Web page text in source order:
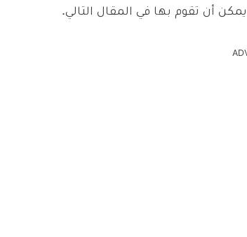
يمكن أن تقوم بها في المقال التالي.